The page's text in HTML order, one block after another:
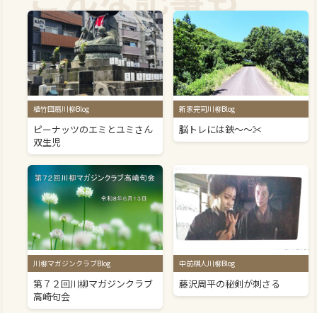
植竹団扇川柳Blog
ピーナッツのエミとユミさん
双生児
新家完司川柳Blog
脳トレには鋏～～✂
川柳マガジンクラブBlog
第７２回川柳マガジンクラブ
高崎句会
中前棋人川柳Blog
藤沢周平の秘剣が刺さる